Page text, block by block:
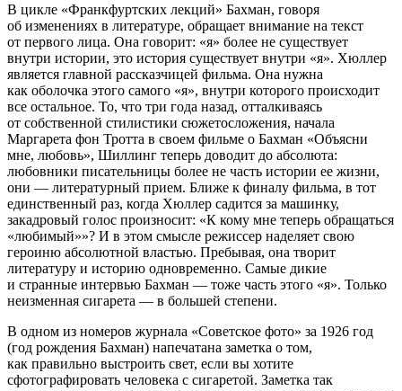
В цикле «Франкфуртских лекций» Бахман, говоря
об изменениях в литературе, обращает внимание на текст
от первого лица. Она говорит: «я» более не существует
внутри истории, это история существует внутри «я». Хюллер
является главной рассказчицей фильма. Она нужна
как оболочка этого самого «я», внутри которого происходит
все остальное. То, что три года назад, отталкиваясь
от собственной стилистики сюжетосложения, начала
Маргарета фон Тротта в своем фильме о Бахман «Объясни
мне, любовь», Шиллинг теперь доводит до абсолюта:
любовники писательницы более не часть истории ее жизни,
они — литературный прием. Ближе к финалу фильма, в тот
единственный раз, когда Хюллер садится за машинку,
закадровый голос произносит: «К кому мне теперь обращаться
«любимый»»? И в этом смысле режиссер наделяет свою
героиню абсолютной властью. Пребывая, она творит
литературу и историю одновременно. Самые дикие
и странные интервью Бахман — тоже часть этого «я». Только
неизменная сигарета — в большей степени.
В одном из номеров журнала «Советское фото» за 1926 год
(год рождения Бахман) напечатана заметка о том,
как правильно выстроить свет, если вы хотите
сфотографировать человека с сигаретой. Заметка так